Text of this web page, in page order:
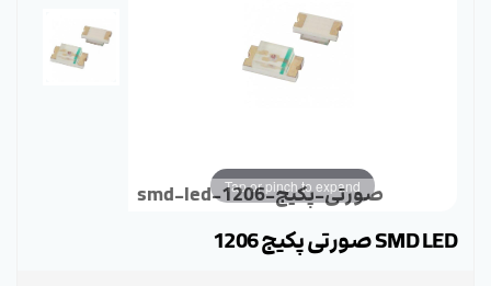
smd-led-صورتی-پکیج-1206
Tap or pinch to expand
SMD LED صورتی پکیج 1206